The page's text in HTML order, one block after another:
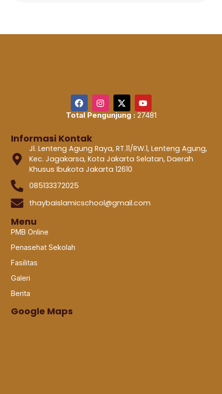
Total Pengunjung :27481
Informasi Kontak
Jl. Lenteng Agung Raya, RT.11/RW.1, Lenteng Agung,
Kec. Jagakarsa, Kota Jakarta Selatan, Daerah
Khusus Ibukota Jakarta 12610
085133372025
thaybaislamicschool@gmail.com
Menu
PMB Online
Penasehat Sekolah
Fasilitas
Galeri
Berita
Google Maps